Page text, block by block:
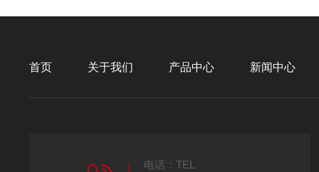
首页 关于我们 产品中心 新闻中心
电话：TEL